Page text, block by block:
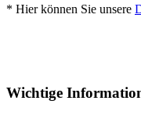
* Hier können Sie unsere
Wichtige